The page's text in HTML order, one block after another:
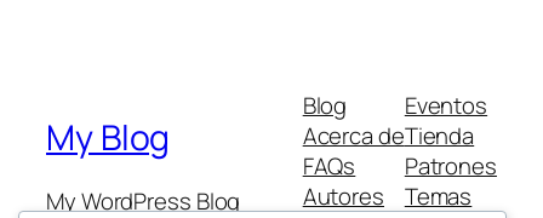
My Blog
My WordPress Blog
Blog
Acerca de
FAQs
Autores
Eventos
Tienda
Patrones
Temas